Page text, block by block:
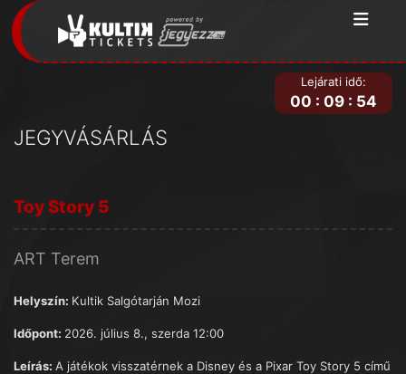
JEGYVÁSÁRLÁS
Lejárati idő:
00 : 09 : 54
Toy Story 5
ART Terem
Helyszín: Kultik Salgótarján Mozi
Időpont: 2026. július 8., szerda 12:00
Leírás: A játékok visszatérnek a Disney és a Pixar Toy Story 5 című